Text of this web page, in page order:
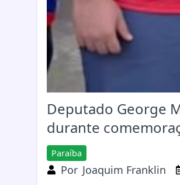
Deputado George
durante
Paraíba
Por Joaquim Franklin